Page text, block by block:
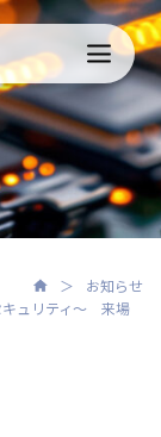
お知らせ
キュリティ〜 来場